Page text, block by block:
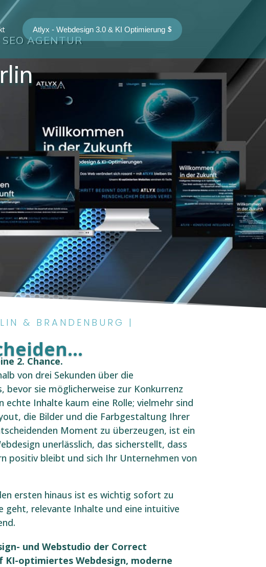
Atlyx - Webdesign 3.0 & KI Optimierung
AGENTUR
& BRANDENBURG |
2. Chance.
von drei Sekunden über die
bevor sie möglicherweise zur Konkurrenz
echte Inhalte kaum eine Rolle; vielmehr sind
die Bilder und die Farbgestaltung Ihrer
Moment zu überzeugen, ist ein
unerlässlich, das sicherstellt, dass
positiv bleibt und sich Ihr Unternehmen von
ersten hinaus ist es wichtig sofort zu
geht, relevante Inhalte und eine intuitive
und Webstudio der Correct
KI-optimiertes Webdesign, moderne